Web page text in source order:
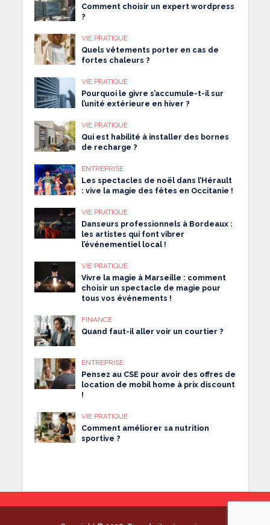
Comment choisir un expert wordpress
?
VIE PRATIQUE
Quels vêtements porter en cas de
fortes chaleurs ?
VIE PRATIQUE
Pourquoi le givre s’accumule-t-il sur
l’unité extérieure en hiver ?
VIE PRATIQUE
Qui est habilité à installer des bornes
de recharge ?
ENTREPRISE
Les spectacles de noël dans l’Hérault
: vive la magie des fêtes en Occitanie !
VIE PRATIQUE
Danseurs professionnels à Bordeaux :
les artistes qui font vibrer
l’événementiel local !
VIE PRATIQUE
Vivre la magie à Marseille : comment
choisir un spectacle de magie pour
tous vos événements !
FINANCE
Quand faut-il aller voir un courtier ?
ENTREPRISE
Pensez au CSE pour avoir des offres de
location de mobil home à prix discount
!
VIE PRATIQUE
Comment améliorer sa nutrition
sportive ?